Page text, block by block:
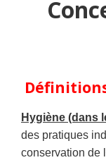
Hygiène (dans
des pratiques
conservation de